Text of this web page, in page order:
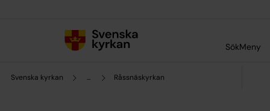
SökMeny
Svenska kyrkan ... Råssnäskyrkan